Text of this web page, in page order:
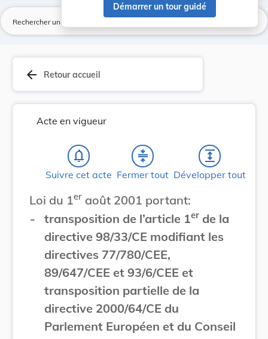
Démarrer un tour guidé
arrow_back Retour accueil
Acte en vigueur
notifications_none
Suivre cet acte
compress
Fermer tout
expand
Développer tout
Loi du 1er août 2001 portant:
-
transposition de l’article 1er de la
directive 98/33/CE modifiant les
directives 77/780/CEE,
89/647/CEE et 93/6/CEE et
transposition partielle de la
directive 2000/64/CE du
Parlement Européen et du Conseil